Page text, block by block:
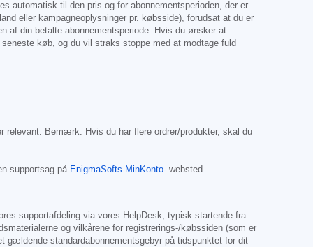
automatisk til den pris og for abonnementsperioden, der er
eller kampagneoplysninger pr. købsside), forudsat at du er
af din betalte abonnementsperiode. Hvis du ønsker at
køb, og du vil straks stoppe med at modtage fuld
relevant. Bemærk: Hvis du har flere ordrer/produkter, skal du
supportsag på EnigmaSofts MinKonto- websted.
supportafdeling via vores HelpDesk, typisk startende fra
og vilkårene for registrerings-/købssiden (som er
gældende standardabonnementsgebyr på tidspunktet for dit